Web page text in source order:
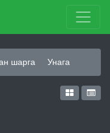
шарга Унага